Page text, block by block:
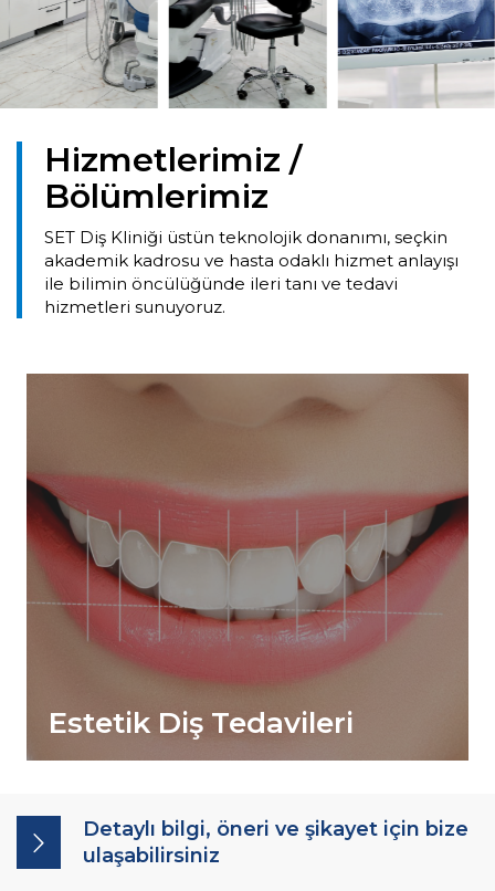
Hizmetlerimiz /
Bölümlerimiz
SET Diş Kliniği üstün teknolojik donanımı, seçkin
akademik kadrosu ve hasta odaklı hizmet anlayışı
ile bilimin öncülüğünde ileri tanı ve tedavi
hizmetleri sunuyoruz.
Çocuk Diş Hekimliği -
Pedodonti
Detaylı bilgi, öneri ve şikayet için bize
ulaşabilirsiniz